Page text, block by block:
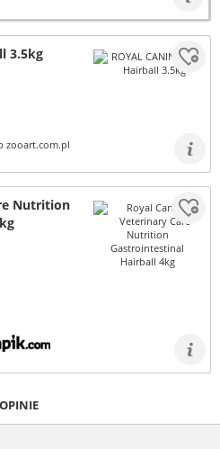
3.5kg
zooart.com.pl
Nutrition
OPINIE